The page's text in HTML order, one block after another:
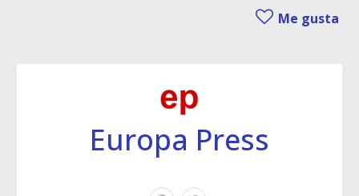
Me gusta
Europa Press